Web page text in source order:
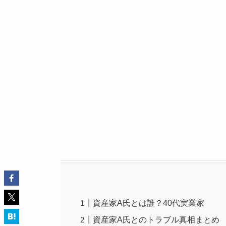
資産家A氏とは誰？40代実業家
資産家A氏とのトラブル真相まとめ